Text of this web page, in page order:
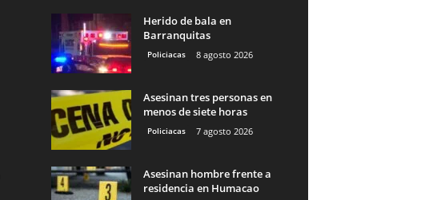
Herido de bala en
Barranquitas
Policiacas 8 agosto 2026
Asesinan tres personas en
menos de siete horas
Policiacas 7 agosto 2026
Asesinan hombre frente a
residencia en Humacao